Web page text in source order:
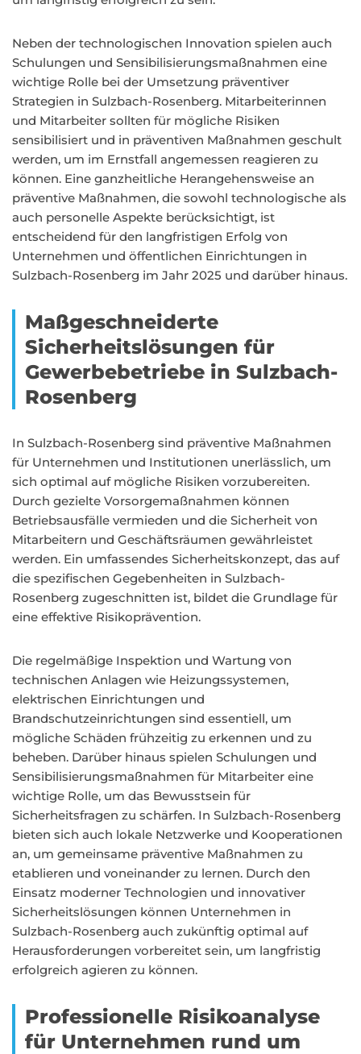
Neben der technologischen Innovation spielen auch
Schulungen und Sensibilisierungsmaßnahmen eine
wichtige Rolle bei der Umsetzung präventiver
Strategien in Sulzbach-Rosenberg. Mitarbeiterinnen
und Mitarbeiter sollten für mögliche Risiken
sensibilisiert und in präventiven Maßnahmen geschult
werden, um im Ernstfall angemessen reagieren zu
können. Eine ganzheitliche Herangehensweise an
präventive Maßnahmen, die sowohl technologische als
auch personelle Aspekte berücksichtigt, ist
entscheidend für den langfristigen Erfolg von
Unternehmen und öffentlichen Einrichtungen in
Sulzbach-Rosenberg im Jahr 2025 und darüber hinaus.
Maßgeschneiderte
Sicherheitslösungen für
Gewerbebetriebe in Sulzbach-
Rosenberg
In Sulzbach-Rosenberg sind präventive Maßnahmen
für Unternehmen und Institutionen unerlässlich, um
sich optimal auf mögliche Risiken vorzubereiten.
Durch gezielte Vorsorgemaßnahmen können
Betriebsausfälle vermieden und die Sicherheit von
Mitarbeitern und Geschäftsräumen gewährleistet
werden. Ein umfassendes Sicherheitskonzept, das auf
die spezifischen Gegebenheiten in Sulzbach-
Rosenberg zugeschnitten ist, bildet die Grundlage für
eine effektive Risikoprävention.
Die regelmäßige Inspektion und Wartung von
technischen Anlagen wie Heizungssystemen,
elektrischen Einrichtungen und
Brandschutzeinrichtungen sind essentiell, um
mögliche Schäden frühzeitig zu erkennen und zu
beheben. Darüber hinaus spielen Schulungen und
Sensibilisierungsmaßnahmen für Mitarbeiter eine
wichtige Rolle, um das Bewusstsein für
Sicherheitsfragen zu schärfen. In Sulzbach-Rosenberg
bieten sich auch lokale Netzwerke und Kooperationen
an, um gemeinsame präventive Maßnahmen zu
etablieren und voneinander zu lernen. Durch den
Einsatz moderner Technologien und innovativer
Sicherheitslösungen können Unternehmen in
Sulzbach-Rosenberg auch zukünftig optimal auf
Herausforderungen vorbereitet sein, um langfristig
erfolgreich agieren zu können.
Professionelle Risikoanalyse
für Unternehmen rund um